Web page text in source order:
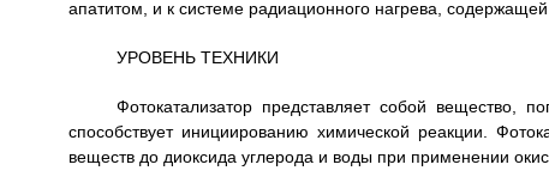
апатитом, и к системе радиационного нагрева,
УРОВЕНЬ ТЕХНИКИ
Фотокатализатор представляет собой вещество,
способствует инициированию химической реакции.
веществ до диоксида углерода и воды при применении